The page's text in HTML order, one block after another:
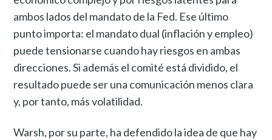
ambos lados del mandato de la Fed. Ese último
punto importa: el mandato dual (inflación y empleo)
puede tensionarse cuando hay riesgos en ambas
direcciones. Si además el comité está dividido, el
resultado puede ser una comunicación menos clara
y, por tanto, más volatilidad.
Warsh, por su parte, ha defendido la idea de que hay